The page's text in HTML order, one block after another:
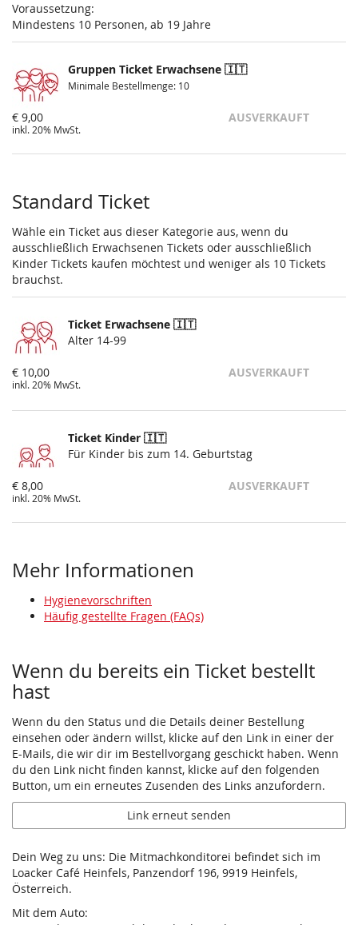
Voraussetzung:
Mindestens 10 Personen, ab 19 Jahre
Gruppen Ticket Erwachsene 🇮🇹
Minimale Bestellmenge: 10
€ 9,00
inkl. 20% MwSt.
AUSVERKAUFT
Standard Ticket
Wähle ein Ticket aus dieser Kategorie aus, wenn du
ausschließlich Erwachsenen Tickets oder ausschließlich
Kinder Tickets kaufen möchtest und weniger als 10 Tickets
brauchst.
Ticket Erwachsene 🇮🇹
Alter 14-99
€ 10,00
inkl. 20% MwSt.
AUSVERKAUFT
Ticket Kinder 🇮🇹
Für Kinder bis zum 14. Geburtstag
€ 8,00
inkl. 20% MwSt.
AUSVERKAUFT
Mehr Informationen
Hygienevorschriften
Häufig gestellte Fragen (FAQs)
Wenn du bereits ein Ticket bestellt
hast
Wenn du den Status und die Details deiner Bestellung
einsehen oder ändern willst, klicke auf den Link in einer der
E-Mails, die wir dir im Bestellvorgang geschickt haben. Wenn
du den Link nicht finden kannst, klicke auf den folgenden
Button, um ein erneutes Zusenden des Links anzufordern.
Link erneut senden
Dein Weg zu uns: Die Mitmachkonditorei befindet sich im
Loacker Café Heinfels, Panzendorf 196, 9919 Heinfels,
Österreich.
Mit dem Auto: